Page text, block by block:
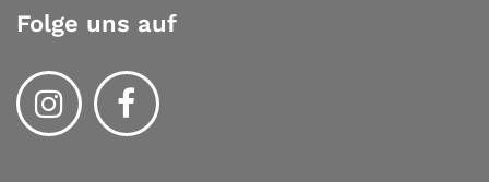
Folge uns auf